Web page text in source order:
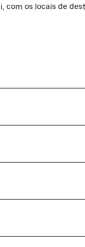
com os locais de